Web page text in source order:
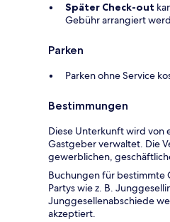
Später Check-out
Gebühr arrangiert
Parken
Parken ohne Service
Bestimmungen
Diese Unterkunft wird von
Gastgeber verwaltet. Die
gewerblichen,
Buchungen für
Partys wie z. B.
Junggesellenabschiede
akzeptiert.